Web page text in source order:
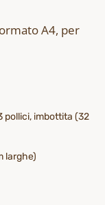
A4, per
pollici, imbottita (32
larghe)